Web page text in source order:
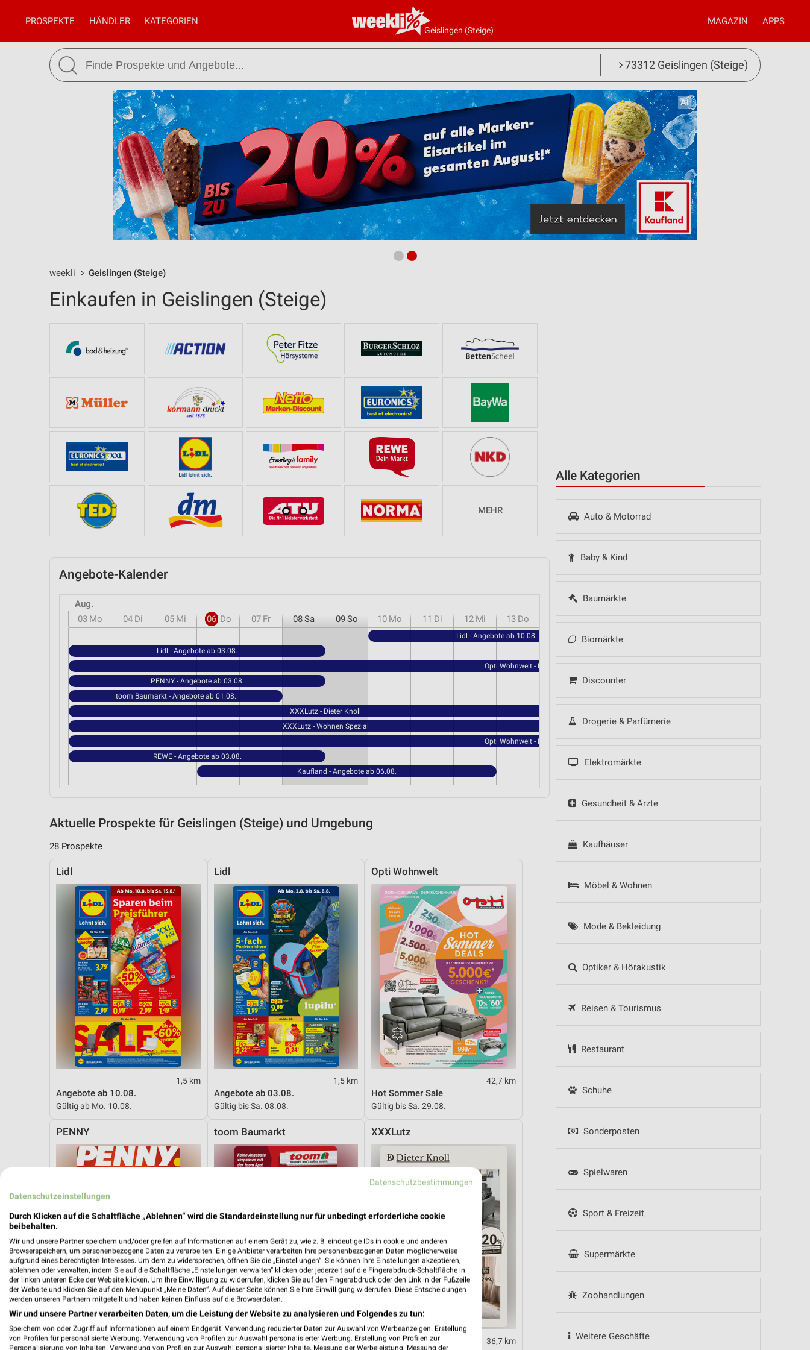
Geislingen (Steige)
PROSPEKTE HÄNDLER KATEGORIEN MAGAZIN APPS
73312 Geislingen (Steige)
weekli Geislingen (Steige)
Alle Kategorien
Auto & Motorrad
Baby & Kind
Baumärkte
Biomärkte
Discounter
Drogerie & Parfümerie
Elektromärkte
Gesundheit & Ärzte
Kaufhäuser
Möbel & Wohnen
Mode & Bekleidung
Optiker & Hörakustik
Reisen & Tourismus
Restaurant
Schuhe
Sonderposten
Spielwaren
Sport & Freizeit
Supermärkte
Zoohandlungen
Weitere Geschäfte
Einkaufen in Geislingen (Steige)
MEHR
Angebote-Kalender
Aug.
03 Mo 04 Di 05 Mi 06 Do 07 Fr 08Sa 09So 10 Mo 11 Di 12 Mi 13 Do
Lidl - Angebote ab 10.08.
Lidl - Angebote ab 03.08.
Opti Wohnwelt - Hot Sommer Sale
PENNY - Angebote ab 03.08.
toom Baumarkt - Angebote ab 01.08.
XXXLutz - Dieter Knoll
XXXLutz - Wohnen Spezial
Opti Wohnwelt - Hot Sommer Sale
REWE - Angebote ab 03.08.
Kaufland - Angebote ab 06.08.
Aktuelle Prospekte für Geislingen (Steige) und Umgebung
28 Prospekte
Lidl
1,5 km
Angebote ab 10.08.
Gültig ab Mo. 10.08.
Lidl
1,5 km
Angebote ab 03.08.
Gültig bis Sa. 08.08.
Opti Wohnwelt
42,7 km
Hot Sommer Sale
Gültig bis Sa. 29.08.
PENNY
7,3 km
toom Baumarkt
19,6 km
XXXLutz
36,7 km
Datenschutzbestimmungen
Datenschutzeinstellungen
Durch Klicken auf die Schaltfläche „Ablehnen“ wird die Standardeinstellung nur für unbedingt erforderliche cookie
beibehalten.
Wir und unsere Partner speichern und/oder greifen auf Informationen auf einem Gerät zu, wie z. B. eindeutige IDs in cookie und anderen
Browserspeichern, um personenbezogene Daten zu verarbeiten. Einige Anbieter verarbeiten Ihre personenbezogenen Daten möglicherweise
aufgrund eines berechtigten Interesses. Um dem zu widersprechen, öffnen Sie die „Einstellungen“. Sie können Ihre Einstellungen akzeptieren,
ablehnen oder verwalten, indem Sie auf die Schaltfläche „Einstellungen verwalten“ klicken oder jederzeit auf die Fingerabdruck-Schaltfläche in
der linken unteren Ecke der Website klicken. Um Ihre Einwilligung zu widerrufen, klicken Sie auf den Fingerabdruck oder den Link in der Fußzeile
der Website und klicken Sie auf den Menüpunkt „Meine Daten“. Auf dieser Seite können Sie Ihre Einwilligung widerrufen. Diese Entscheidungen
werden unseren Partnern mitgeteilt und haben keinen Einfluss auf die Browserdaten.
Wir und unsere Partner verarbeiten Daten, um die Leistung der Website zu analysieren und Folgendes zu tun:
Speichern von oder Zugriff auf Informationen auf einem Endgerät. Verwendung reduzierter Daten zur Auswahl von Werbeanzeigen. Erstellung
von Profilen für personalisierte Werbung. Verwendung von Profilen zur Auswahl personalisierter Werbung. Erstellung von Profilen zur
Personalisierung von Inhalten. Verwendung von Profilen zur Auswahl personalisierter Inhalte. Messung der Werbeleistung. Messung der